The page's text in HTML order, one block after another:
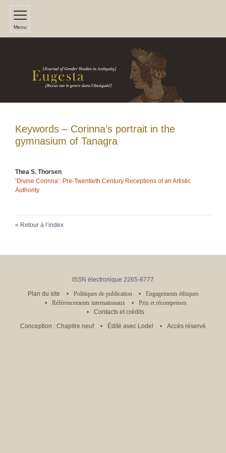
Menu
Keywords – Corinna’s portrait in the
gymnasium of Tanagra
Thea S. Thorsen
‘Divine Corinna’: Pre-Twentieth Century Receptions of an Artistic
Authority
Retour à l’index
ISSN électronique 2265-8777
Plan du site
Politiques de publication
Engagements éthiques
Référencements internationaux
Prix et récompenses
Contacts et crédits
Conception : Chapitre neuf
Édité avec Lodel Accès réservé